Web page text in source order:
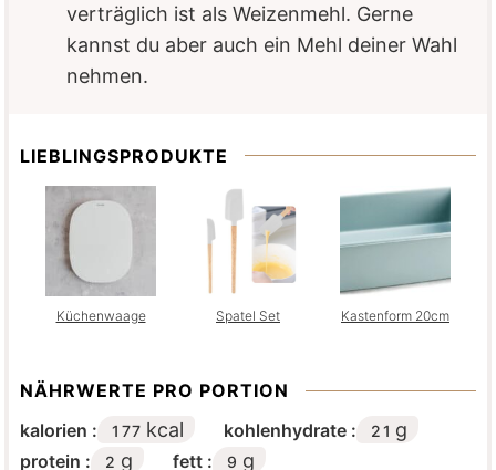
verträglich ist als Weizenmehl. Gerne
kannst du aber auch ein Mehl deiner Wahl
nehmen.
LIEBLINGSPRODUKTE
Küchenwaage Spatel Set Kastenform 20cm
NÄHRWERTE PRO PORTION
kalorien :
177 kcal kohlenhydrate : 21 g
protein : 2 g fett : 9 g